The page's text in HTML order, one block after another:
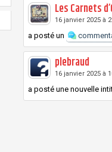
Les Carnets
16 janvier 2025 à
a posté un
plebraud
16 janvier 2025 à
a posté une nouvelle